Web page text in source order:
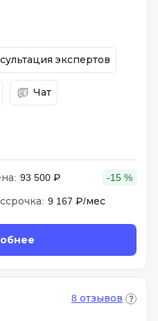
экспертов
Чат
93 500 ₽ -15 %
9 167 ₽/мес
8 отзывов